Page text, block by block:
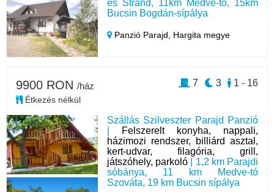
és Strand, 11km Medve-tó, 15km
Bucsin Bogdán-sípálya
Panzió Parajd, Hargita megye
Szállás Szilveszter Parajd Panzió
Felszerelt konyha, nappali,
házimozi rendszer, billiárd asztal,
kert-udvar, filagória, grill,
játszóhely, parkoló | 1,2 km Parajdi
sóbánya, 11 km Medve-tó
Szováta, 19 km Bucsin sípálya
9900 RON /ház
Étkezés nélkül
1 - 16
3
7